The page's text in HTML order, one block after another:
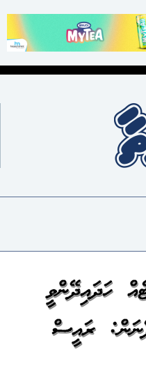
ހަދައިދޭންވީ
ރައީސް